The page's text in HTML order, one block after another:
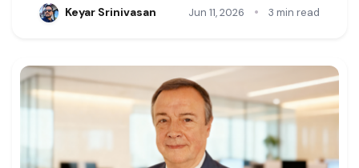
Keyar Srinivasan Jun 11, 2026 • 3 min read